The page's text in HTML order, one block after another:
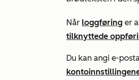
Når loggføring er
tilknyttede
Du kan angi e-